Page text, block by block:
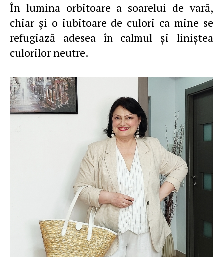
În lumina orbitoare a soarelui de vară,
chiar şi o iubitoare de culori ca mine se
refugiază adesea în calmul şi liniştea
culorilor neutre.